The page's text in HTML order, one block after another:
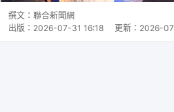
撰文： 聯合新聞網
出版： 2026-07-31 16:18 更新： 2026-